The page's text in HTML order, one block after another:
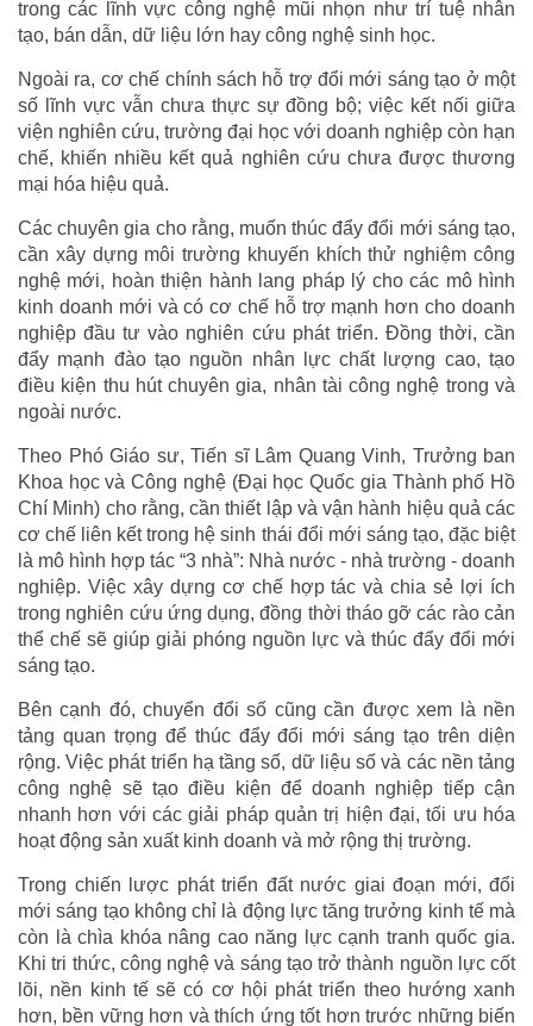
trong các lĩnh vực công nghệ mũi nhọn như trí tuệ nhân
tạo, bán dẫn, dữ liệu lớn hay công nghệ sinh học.
Ngoài ra, cơ chế chính sách hỗ trợ đổi mới sáng tạo ở một
số lĩnh vực vẫn chưa thực sự đồng bộ; việc kết nối giữa
viện nghiên cứu, trường đại học với doanh nghiệp còn hạn
chế, khiến nhiều kết quả nghiên cứu chưa được thương
mại hóa hiệu quả.
Các chuyên gia cho rằng, muốn thúc đẩy đổi mới sáng tạo,
cần xây dựng môi trường khuyến khích thử nghiệm công
nghệ mới, hoàn thiện hành lang pháp lý cho các mô hình
kinh doanh mới và có cơ chế hỗ trợ mạnh hơn cho doanh
nghiệp đầu tư vào nghiên cứu phát triển. Đồng thời, cần
đẩy mạnh đào tạo nguồn nhân lực chất lượng cao, tạo
điều kiện thu hút chuyên gia, nhân tài công nghệ trong và
ngoài nước.
Theo Phó Giáo sư, Tiến sĩ Lâm Quang Vinh, Trưởng ban
Khoa học và Công nghệ (Đại học Quốc gia Thành phố Hồ
Chí Minh) cho rằng, cần thiết lập và vận hành hiệu quả các
cơ chế liên kết trong hệ sinh thái đổi mới sáng tạo, đặc biệt
là mô hình hợp tác “3 nhà”: Nhà nước - nhà trường - doanh
nghiệp. Việc xây dựng cơ chế hợp tác và chia sẻ lợi ích
trong nghiên cứu ứng dụng, đồng thời tháo gỡ các rào cản
thể chế sẽ giúp giải phóng nguồn lực và thúc đẩy đổi mới
sáng tạo.
Bên cạnh đó, chuyển đổi số cũng cần được xem là nền
tảng quan trọng để thúc đẩy đổi mới sáng tạo trên diện
rộng. Việc phát triển hạ tầng số, dữ liệu số và các nền tảng
công nghệ sẽ tạo điều kiện để doanh nghiệp tiếp cận
nhanh hơn với các giải pháp quản trị hiện đại, tối ưu hóa
hoạt động sản xuất kinh doanh và mở rộng thị trường.
Trong chiến lược phát triển đất nước giai đoạn mới, đổi
mới sáng tạo không chỉ là động lực tăng trưởng kinh tế mà
còn là chìa khóa nâng cao năng lực cạnh tranh quốc gia.
Khi tri thức, công nghệ và sáng tạo trở thành nguồn lực cốt
lõi, nền kinh tế sẽ có cơ hội phát triển theo hướng xanh
hơn, bền vững hơn và thích ứng tốt hơn trước những biến